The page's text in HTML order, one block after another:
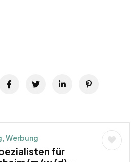
Werbung
für